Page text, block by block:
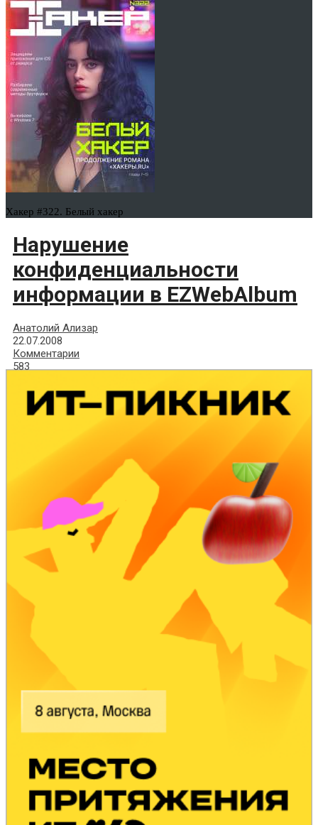
Хакер #322. Белый хакер
Нарушение
конфиденциальности
информации в EZWebAlbum
Анатолий Ализар
22.07.2008
Комментарии
583